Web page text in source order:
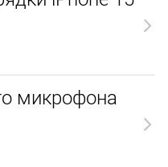
микрофона